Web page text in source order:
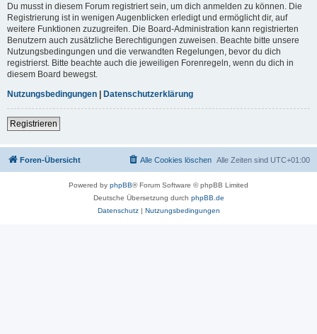
Du musst in diesem Forum registriert sein, um dich anmelden zu können. Die
Registrierung ist in wenigen Augenblicken erledigt und ermöglicht dir, auf
weitere Funktionen zuzugreifen. Die Board-Administration kann registrierten
Benutzern auch zusätzliche Berechtigungen zuweisen. Beachte bitte unsere
Nutzungsbedingungen und die verwandten Regelungen, bevor du dich
registrierst. Bitte beachte auch die jeweiligen Forenregeln, wenn du dich in
diesem Board bewegst.
Nutzungsbedingungen | Datenschutzerklärung
Registrieren
Foren-Übersicht Alle Zeiten sind UTC+01:00
Alle Cookies löschen
Powered by phpBB® Forum Software © phpBB Limited
Deutsche Übersetzung durch phpBB.de
Datenschutz| Nutzungsbedingungen